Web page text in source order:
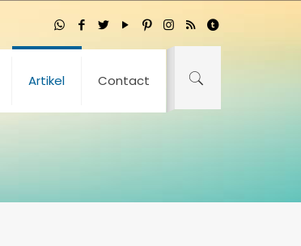
Artikel Contact